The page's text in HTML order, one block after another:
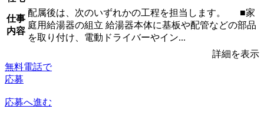
仕事
内容
配属後は、次のいずれかの工程を担当します。 ■家
庭用給湯器の組立 給湯器本体に基板や配管などの部品
を取り付け、電動ドライバーやイン...
詳細を表示
無料電話で
応募
応募へ進む